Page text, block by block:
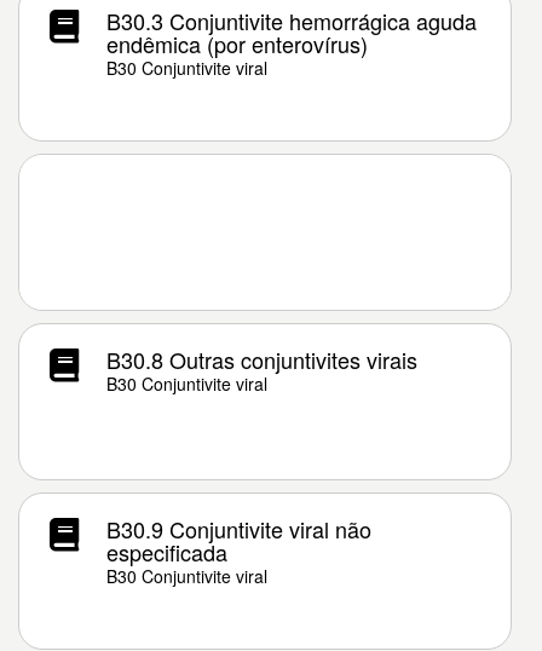
B30.3 Conjuntivite hemorrágica aguda
endêmica (por enterovírus)
B30 Conjuntivite viral
B30.8 Outras conjuntivites virais
B30 Conjuntivite viral
B30.9 Conjuntivite viral não
especificada
B30 Conjuntivite viral